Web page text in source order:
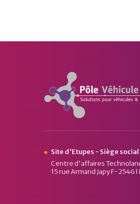
Pôle Véhicule du Futur
Site d'Etupes - Siège social
Centre d'affaires
15 rue Armand Japy F-25461